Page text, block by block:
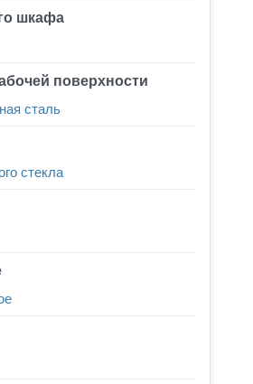
шкафа
поверхности
сталь
стекла